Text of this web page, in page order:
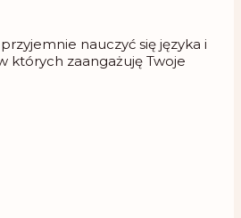
nauczyć się języka i
których zaangażuję Twoje